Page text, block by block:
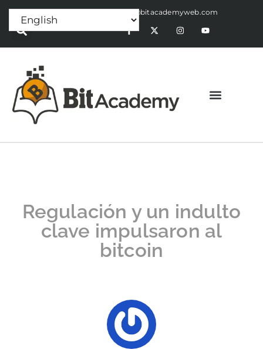
Press Release:alex@bitacademyweb.com
Regulación y un indulto
clave impulsaron al
bitcoin